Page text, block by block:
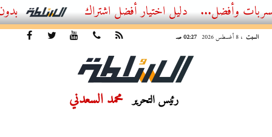
أفضل اشتراك IPTV بدون تقطيع 2026 – دليل المشاهد العصري
السبت ، 8 أغسطس 2026 02:27 صـ
رئيس التحرير محمد السعدني